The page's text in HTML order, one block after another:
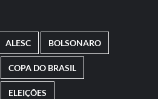
ALESC BOLSONARO
COPA DO BRASIL
ELEIÇÕES